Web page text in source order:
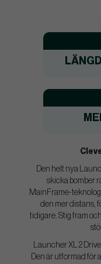
LÄNGD
Den helt nya
skicka bomber
MainFrame-
den mer distans,
tidigare. Stig fram
Launcher XL 2
Den är utformad för